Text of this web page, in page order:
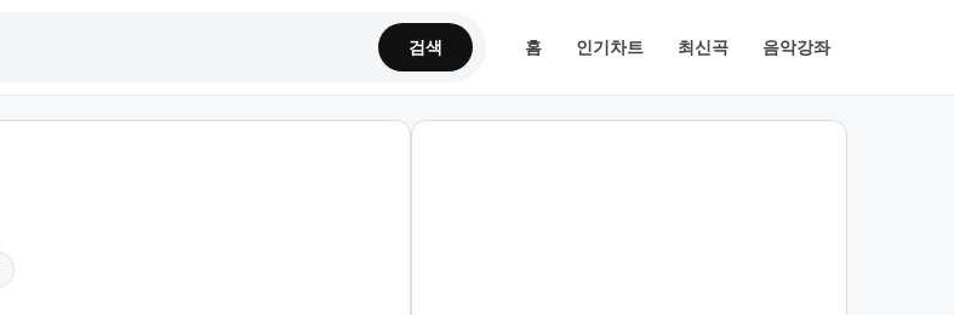
검색 홈 인기차트 최신곡 음악강좌